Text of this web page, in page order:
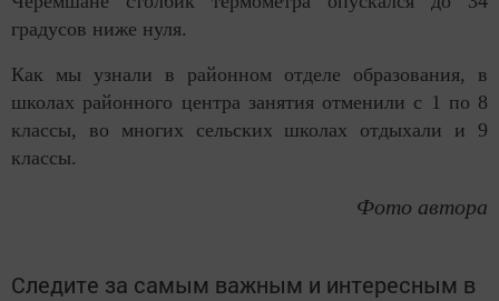
градусов ниже нуля.
Как мы узнали в районном отделе образования, в
школах районного центра занятия отменили с 1 по 8
классы, во многих сельских школах отдыхали и 9
классы.
Фото автора
Следите за самым важным и интересным в